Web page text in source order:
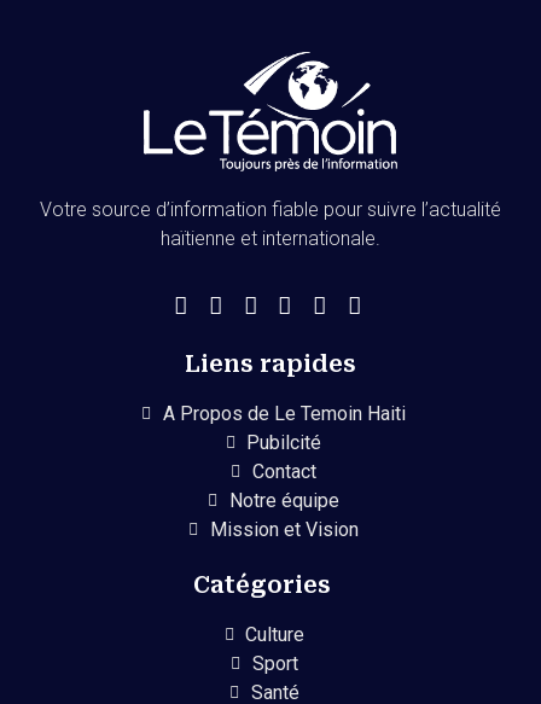
Votre source d’information fiable pour suivre l’actualité
haïtienne et internationale.
Liens rapides
A Propos de Le Temoin Haiti
Pubilcité
Contact
Notre équipe
Mission et Vision
Catégories
Culture
Sport
Santé